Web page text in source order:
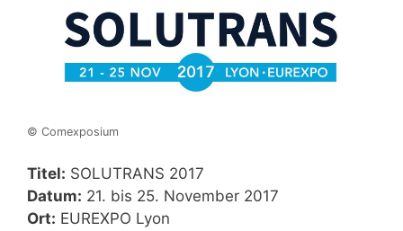
© Comexposium
Titel: SOLUTRANS 2017
Datum: 21. bis 25. November 2017
Ort: EUREXPO Lyon